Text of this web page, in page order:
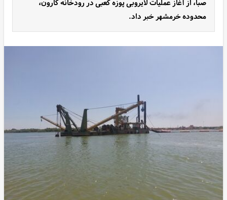
صبا، از آغاز عملیات لایروبی پوزه کعبی در رودخانه کارون،
محدوده خرمشهر خبر داد.